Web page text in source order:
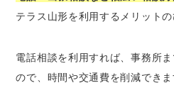
テラス山形を利用するメリットの
電話相談を利用すれば、事務所
ので、時間や交通費を削減できま